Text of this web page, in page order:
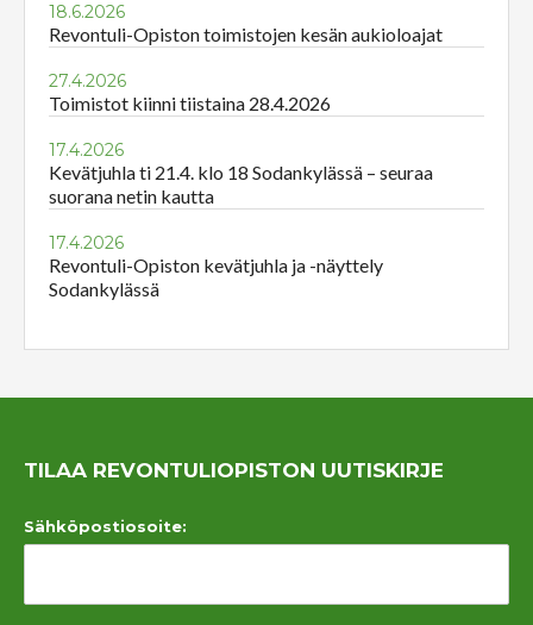
18.6.2026
Revontuli-Opiston toimistojen kesän aukioloajat
27.4.2026
Toimistot kiinni tiistaina 28.4.2026
17.4.2026
Kevätjuhla ti 21.4. klo 18 Sodankylässä – seuraa
suorana netin kautta
17.4.2026
Revontuli-Opiston kevätjuhla ja -näyttely
Sodankylässä
TILAA REVONTULIOPISTON UUTISKIRJE
Sähköpostiosoite: